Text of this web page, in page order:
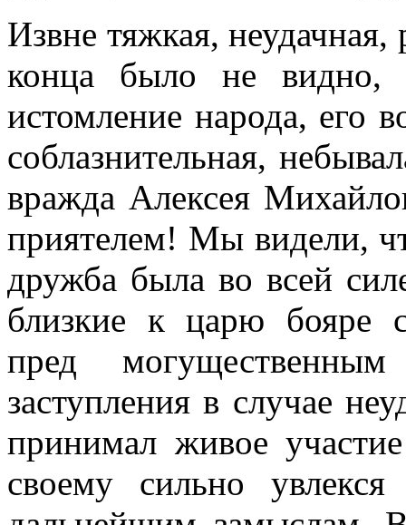
Извне тяжкая, неудачная,
конца было не видно,
истомление народа, его
соблазнительная,
вражда Алексея
приятелем! Мы видели,
дружба была во всей
близкие к царю бояре с
пред
заступления в случае
принимал живое
своему сильно